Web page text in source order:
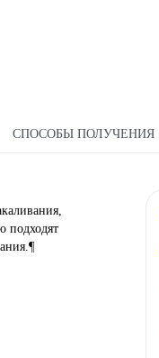
СПОСОБЫ ПОЛУЧЕНИЯ
подходят